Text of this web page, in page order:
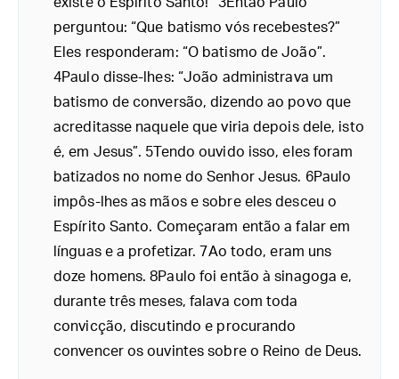
perguntou: “Que batismo vós recebestes?”
Eles responderam: “O batismo de João”.
4Paulo disse-lhes: “João administrava um
batismo de conversão, dizendo ao povo que
acreditasse naquele que viria depois dele, isto
é, em Jesus”. 5Tendo ouvido isso, eles foram
batizados no nome do Senhor Jesus. 6Paulo
impôs-lhes as mãos e sobre eles desceu o
Espírito Santo. Começaram então a falar em
línguas e a profetizar. 7Ao todo, eram uns
doze homens. 8Paulo foi então à sinagoga e,
durante três meses, falava com toda
convicção, discutindo e procurando
convencer os ouvintes sobre o Reino de Deus.